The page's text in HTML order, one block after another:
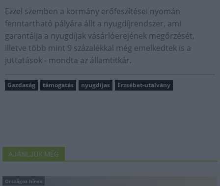
Ezzel szemben a kormány erőfeszítései nyomán
fenntartható pályára állt a nyugdíjrendszer, ami
garantálja a nyugdíjak vásárlóerejének megőrzését,
illetve több mint 9 százalékkal még emelkedtek is a
juttatások - mondta az államtitkár.
Gazdaság támogatás nyugdíjas Erzsébet-utalvány
AJÁNLJUK MÉG
Országos hírek